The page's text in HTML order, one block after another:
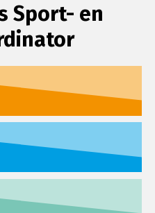
Sport- en